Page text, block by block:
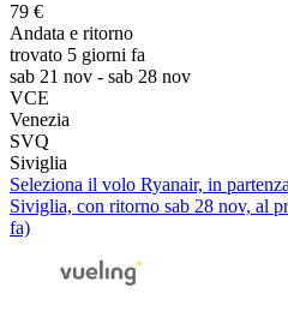
79 €
Andata e ritorno
trovato 5 giorni fa
sab 21 nov - sab 28 nov
VCE
Venezia
SVQ
Siviglia
Seleziona il volo Ryanair, in
Siviglia, con ritorno sab 28 nov, al
fa)